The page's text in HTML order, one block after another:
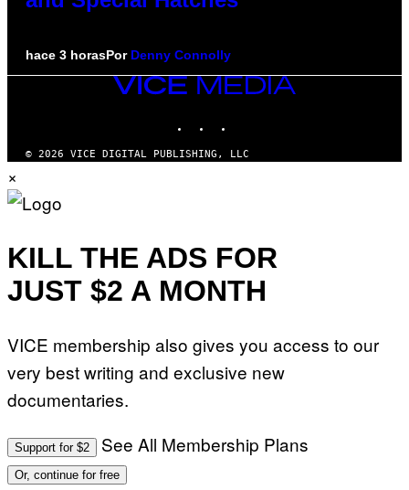
hace 3 horasPor Denny Connolly
VICE
MEDIA
© 2026 VICE DIGITAL PUBLISHING, LLC
×
KILL THE ADS FOR
JUST $2 A MONTH
VICE membership also gives you access to our
very best writing and exclusive new
documentaries.
Support for $2 See All Membership Plans
Or, continue for free